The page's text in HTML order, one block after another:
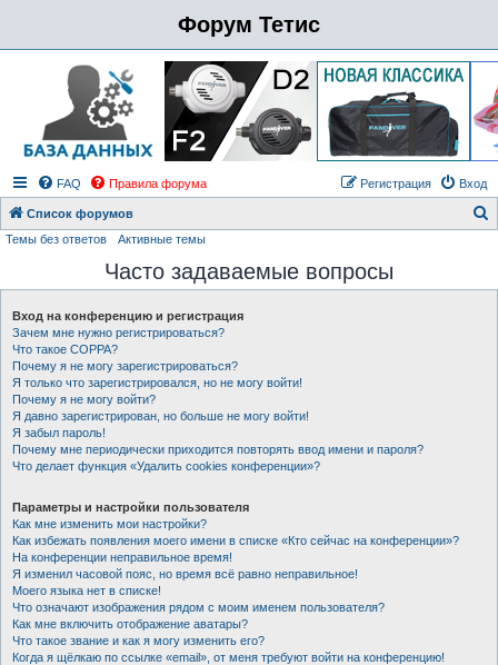
Форум Тетис
FAQ Правила форума Вход
Регистрация
Список форумов
с
Темы без ответов Активные темы
Часто задаваемые вопросы
Вход на конференцию и регистрация
Зачем мне нужно регистрироваться?
Что такое COPPA?
Почему я не могу зарегистрироваться?
Я только что зарегистрировался, но не могу войти!
Почему я не могу войти?
Я давно зарегистрирован, но больше не могу войти!
Я забыл пароль!
Почему мне периодически приходится повторять ввод имени и пароля?
Что делает функция «Удалить cookies конференции»?
Параметры и настройки пользователя
Как мне изменить мои настройки?
Как избежать появления моего имени в списке «Кто сейчас на конференции»?
На конференции неправильное время!
Я изменил часовой пояс, но время всё равно неправильное!
Моего языка нет в списке!
Что означают изображения рядом с моим именем пользователя?
Как мне включить отображение аватары?
Что такое звание и как я могу изменить его?
Когда я щёлкаю по ссылке «email», от меня требуют войти на конференцию!